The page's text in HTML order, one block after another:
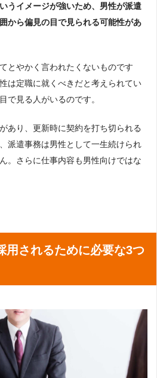
うイメージが強いため、男性が派遣
から偏見の目で見られる可能性があ
とやかく言われたくないものです
は定職に就くべきだと考えられてい
で見る人がいるのです。
あり、更新時に契約を打ち切られる
派遣事務は男性として一生続けられ
。さらに仕事内容も男性向けではな
用されるために必要な3つ